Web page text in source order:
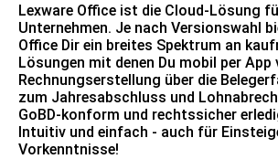
Lexware Office ist die Cloud-Lösung
Unternehmen. Je nach Versionswahl
Office Dir ein breites Spektrum an
Lösungen mit denen Du mobil per App
Rechnungserstellung über die
zum Jahresabschluss und
GoBD-konform und rechtssicher
Intuitiv und einfach - auch für
Vorkenntnisse!